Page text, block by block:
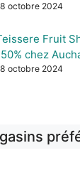
octobre 2024
Fruit
chez
octobre 2024